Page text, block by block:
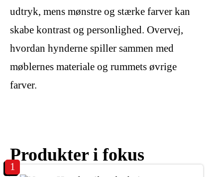
udtryk, mens mønstre og stærke farver kan
skabe kontrast og personlighed. Overvej,
hvordan hynderne spiller sammen med
møblernes materiale og rummets øvrige
farver.
Produkter i fokus
1